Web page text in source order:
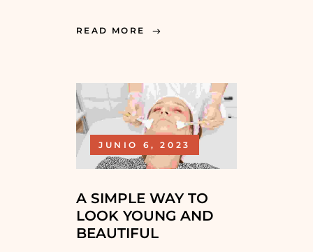
READ MORE
JUNIO 6, 2023
A SIMPLE WAY TO
LOOK YOUNG AND
BEAUTIFUL